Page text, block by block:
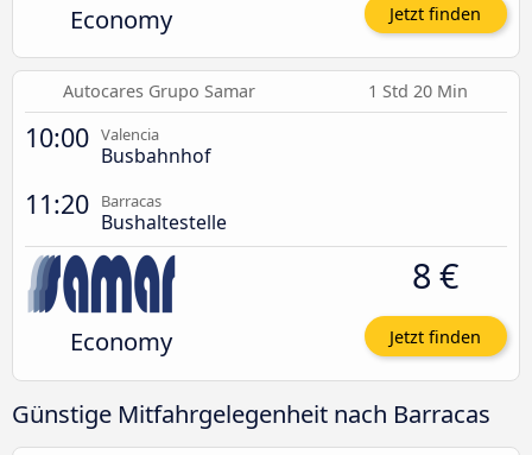
Economy Jetzt finden
Autocares Grupo Samar 1 Std 20 Min
10:00 Valencia
Busbahnhof
11:20 Barracas
Bushaltestelle
Economy
8 €
Jetzt finden
Günstige Mitfahrgelegenheit nach Barracas